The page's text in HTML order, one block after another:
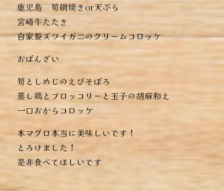
︎鹿児島 筍網焼きor天ぷら
︎宮崎牛たたき
︎自家製ズワイガニのクリームコロッケ
おばんざい
︎筍としめじのえびそぼろ
︎蒸し鶏とブロッコリーと玉子の胡麻和え
︎一口おからコロッケ
本マグロ本当に美味しいです！
とろけました！
是非食べてほしいです️